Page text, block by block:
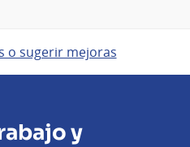
o sugerir mejoras
y